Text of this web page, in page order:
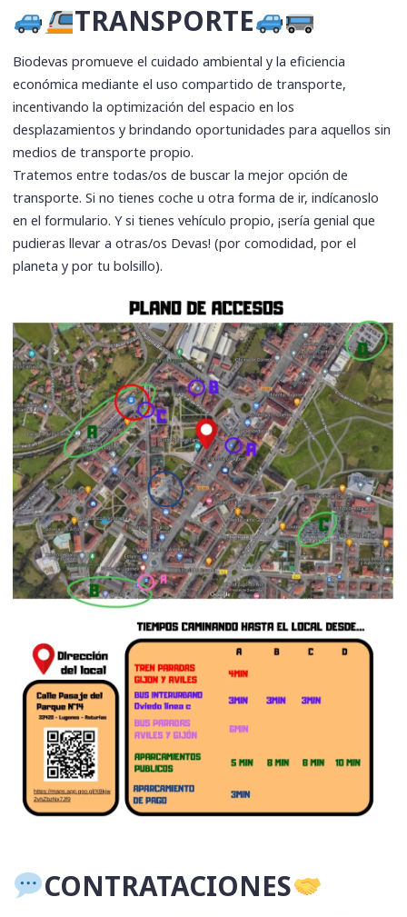
TRANSPORTE
Biodevas promueve el cuidado ambiental y la eficiencia
económica mediante el uso compartido de transporte,
incentivando la optimización del espacio en los
desplazamientos y brindando oportunidades para aquellos sin
medios de transporte propio.
Tratemos entre todas/os de buscar la mejor opción de
transporte. Si no tienes coche u otra forma de ir, indícanoslo
en el formulario. Y si tienes vehículo propio, ¡sería genial que
pudieras llevar a otras/os Devas! (por comodidad, por el
planeta y por tu bolsillo).
​CONTRATACIONES